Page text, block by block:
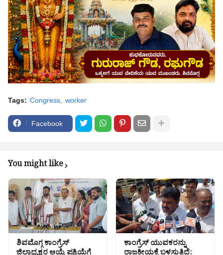
Tags: Congress worker
Facebook
You might like
ಶಿವಮೊಗ್ಗ ಕಾಂಗ್ರೆಸ್ ಕಾಂಗ್ರೆಸ್ ಯುವಕರನ್ನು